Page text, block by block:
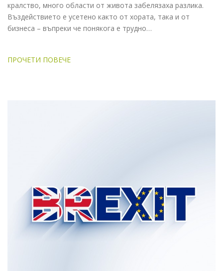
кралство, много области от живота забелязаха разлика.
Въздействието е усетено както от хората, така и от
бизнеса – въпреки че понякога е трудно…
ПРОЧЕТИ ПОВЕЧЕ